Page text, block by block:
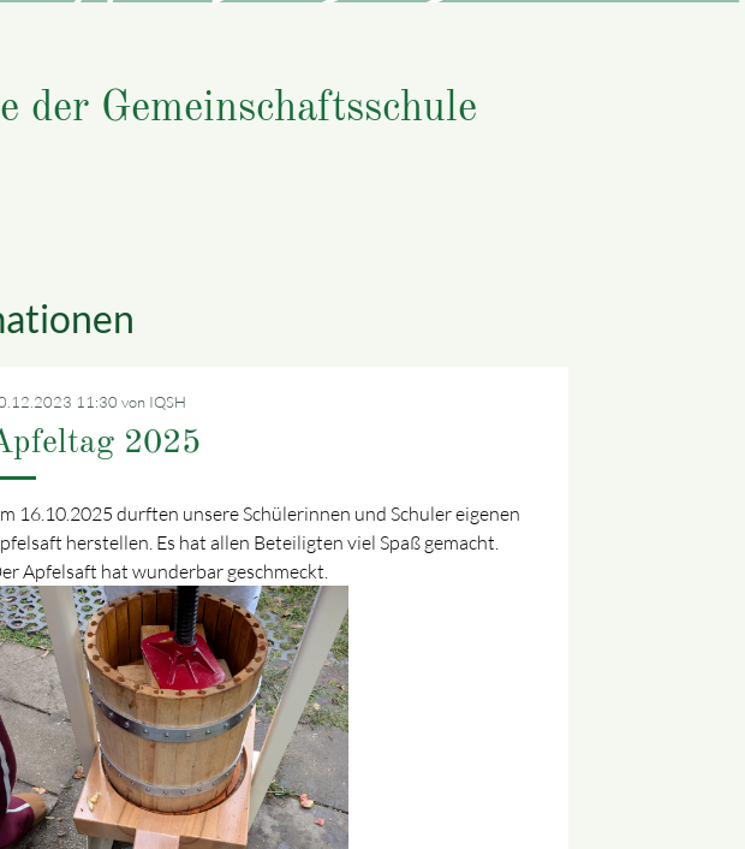
Gemeinschaftsschule
11:30 von IQSH
2025
16.10.2025 durften unsere Schülerinnen und Schuler eigenen
herstellen. Es hat allen Beteiligten viel Spaß gemacht.
Apfelsaft hat wunderbar geschmeckt.